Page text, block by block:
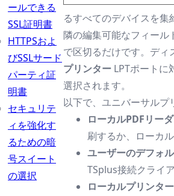
ールできる
SSL証明書
HTTPSおよ
びSSLサード
パーティ証
明書
セキュリテ
ィを強化す
るための暗
号スイート
の選択
るすべてのデバイスを集
隣の編集可能なフィール
で区切るだけです。デ
プリンター LPTポートに
選択されます。
以下で、ユニバーサル
ローカルPDFリー
刷するか、ローカ
ユーザーのデフォ
TSplus接続クライ
ローカルプリンタ